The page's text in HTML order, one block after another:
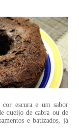
cor escura e um sabor
queijo de cabra ou de
e batizados, já